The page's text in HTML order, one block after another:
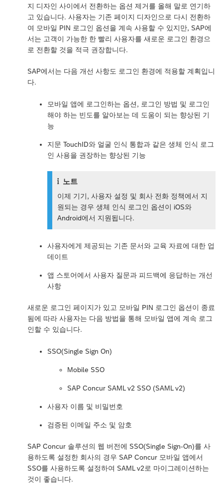
지 디자인 사이에서 전환하는 옵션 제거를 올해 말로 연기하
고 있습니다. 사용자는 기존 페이지 디자인으로 다시 전환하
여 모바일 PIN 로그인 옵션을 계속 사용할 수 있지만, SAP에
서는 고객이 가능한 한 빨리 사용자를 새로운 로그인 환경으
로 전환할 것을 적극 권장합니다.
SAP에서는 다음 개선 사항도 로그인 환경에 적용할 계획입니
다.
모바일 앱에 로그인하는 옵션, 로그인 방법 및 로그인
해야 하는 빈도를 알아보는 데 도움이 되는 향상된 기
능
지문 TouchID와 얼굴 인식 통합과 같은 생체 인식 로그
인 사용을 권장하는 향상된 기능
노트
이제 기기, 사용자 설정 및 회사 전화 정책에서 지
원되는 경우 생체 인식 로그인 옵션이 iOS와
Android에서 지원됩니다.
사용자에게 제공되는 기존 문서와 교육 자료에 대한 업
데이트
앱 스토어에서 사용자 질문과 피드백에 응답하는 개선
사항
새로운 로그인 페이지가 있고 모바일 PIN 로그인 옵션이 종료
됨에 따라 사용자는 다음 방법을 통해 모바일 앱에 계속 로그
인할 수 있습니다.
SSO(Single Sign On)
Mobile SSO
SAP Concur SAML v2 SSO (SAML v2)
사용자 이름 및 비밀번호
검증된 이메일 주소 및 암호
SAP Concur 솔루션의 웹 버전에 SSO(Single Sign-On)를 사
용하도록 설정한 회사의 경우 SAP Concur 모바일 앱에서
SSO를 사용하도록 설정하여 SAML v2로 마이그레이션하는
것이 좋습니다.